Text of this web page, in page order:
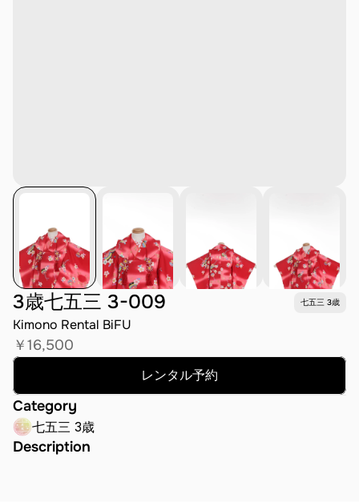
3歳七五三 3-009 七五三 3歳
Kimono Rental BiFU
￥16,500
レンタル予約
Category
七五三 3歳
Description